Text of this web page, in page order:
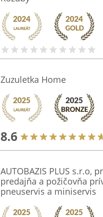
Zuzuletka Home
8.6
AUTOBAZIS PLUS s.r.o,
predajňa a požičovňa
pneuservis a miniservis